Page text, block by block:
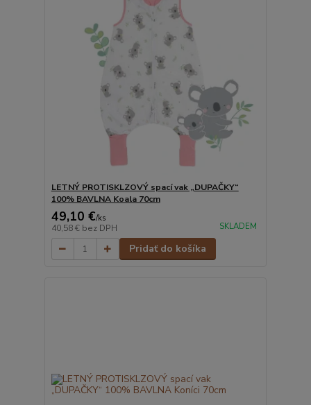
LETNÝ PROTISKLZOVÝ spací vak „DUPAČKY“
100% BAVLNA Koala 70cm
49,10 €/ks
40,58 € bez DPH SKLADEM
Pridať do košíka